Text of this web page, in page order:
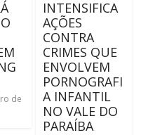
de
INTENSIFICA
AÇÕES
CONTRA
CRIMES QUE
ENVOLVEM
PORNOGRAFI
A INFANTIL
NO VALE DO
PARAÍBA